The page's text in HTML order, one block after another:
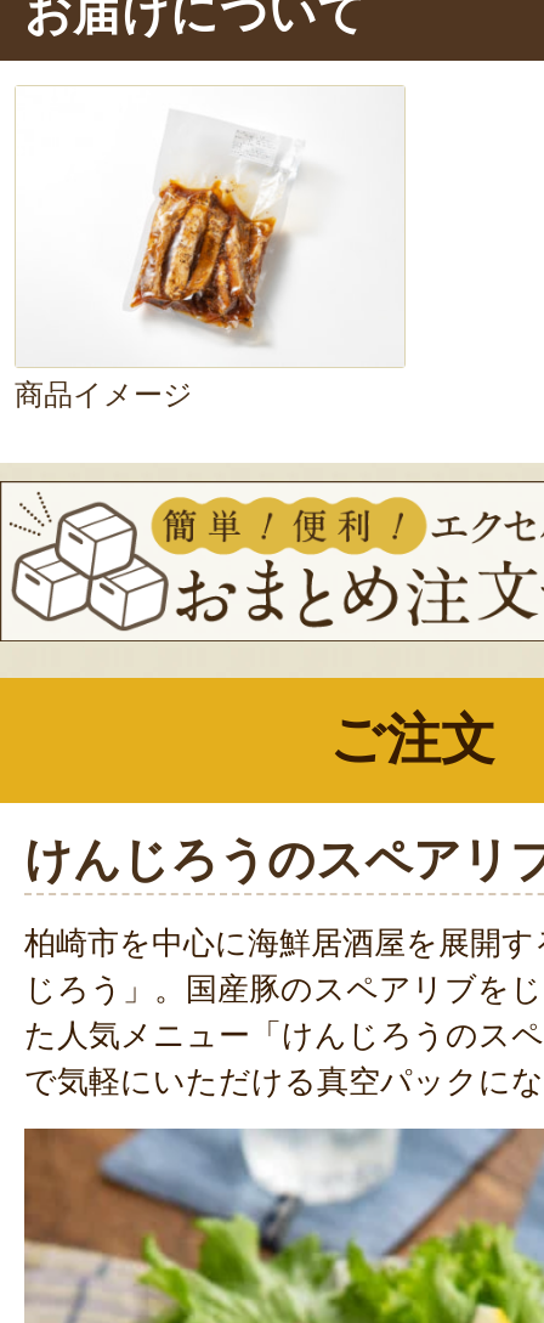
す。この味を家で作るとなると、
て煮込まないと……。それが湯せ
だけるなんて感動です。
ぜいたくな骨付き肉は写真映えも
ーティーの主役としてもおすすめ！
った料理だけあって、ビールやハ
ても絶品です。
お届けについて
商品イメージ
ご注文
けんじろうのスペアリ
柏崎市を中心に海鮮居酒屋を展開
じろう」。国産豚のスペアリブを
た人気メニュー「けんじろうのス
で気軽にいただける真空パックに